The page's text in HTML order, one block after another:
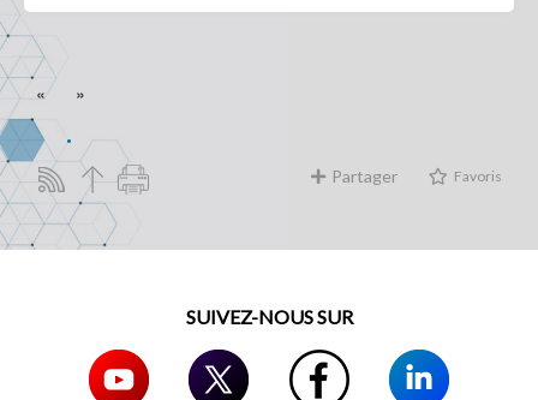
« »
Partager Favoris
SUIVEZ-NOUS SUR